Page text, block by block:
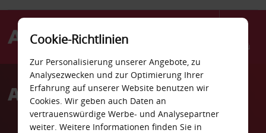
Menü
AvisAutovermietung Sevilla
Cookie-Richtlinien
Zur Personalisierung unserer Angebote, zu
Analysezwecken und zur Optimierung Ihrer
Erfahrung auf unserer Website benutzen wir
Cookies. Wir geben auch Daten an
vertrauenswürdige Werbe- und Analysepartner
weiter. Weitere Informationen finden Sie in